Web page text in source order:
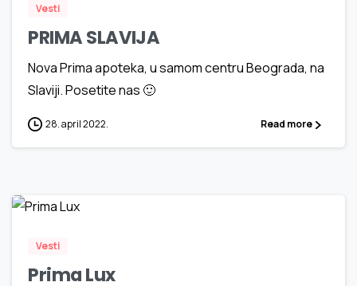
Vesti
PRIMA SLAVIJA
Nova Prima apoteka, u samom centru Beograda, na
Slaviji. Posetite nas 🙂
28. april 2022. Read more
Vesti
Prima Lux